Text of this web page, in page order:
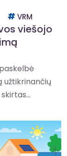
VRM
viešojo
užtikrinančių